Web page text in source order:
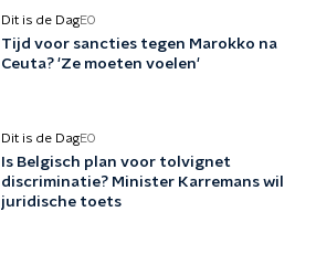
Dit is de DagEO
Tijd voor sancties tegen Marokko na
Ceuta? 'Ze moeten voelen'
Dit is de DagEO
Is Belgisch plan voor tolvignet
discriminatie? Minister Karremans wil
juridische toets